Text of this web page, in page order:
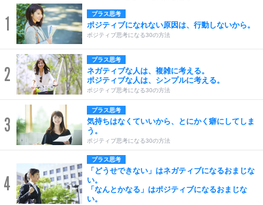
1 プラス思考
ポジティブになれない原因は、行動しないから。
ポジティブ思考になる30の方法
2
プラス思考
ネガティブな人は、複雑に考える。
ポジティブな人は、シンプルに考える。
ポジティブ思考になる30の方法
3
プラス思考
気持ちはなくていいから、とにかく癖にしてしま
う。
ポジティブ思考になる30の方法
4
プラス思考
「どうせできない」はネガティブになるおまじな
い。
「なんとかなる」はポジティブになるおまじな
い。